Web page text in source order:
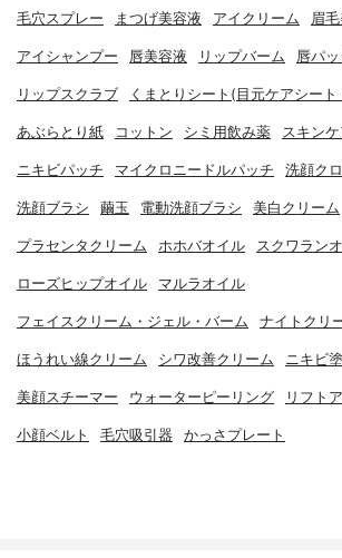
毛穴スプレー まつげ美容液 アイクリーム 眉
アイシャンプー 唇美容液 リップバーム 唇パッ
リップスクラブ くまとりシート(目元ケアシート
あぶらとり紙 コットン シミ用飲み薬 スキン
ニキビパッチ マイクロニードルパッチ 洗顔ク
洗顔ブラシ 繭玉 電動洗顔ブラシ 美白クリーム
プラセンタクリーム ホホバオイル スクワラン
ローズヒップオイル マルラオイル
フェイスクリーム・ジェル・バーム ナイトクリ
ほうれい線クリーム シワ改善クリーム ニキビ
美顔スチーマー ウォーターピーリング リフト
小顔ベルト 毛穴吸引器 かっさプレート